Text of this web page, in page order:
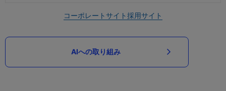
コーポレートサイト採用サイト
AIへの取り組み